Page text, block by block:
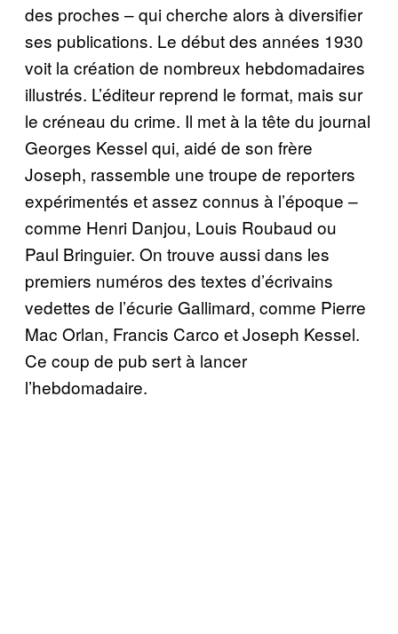
des proches – qui cherche alors à diversifier
ses publications. Le début des années 1930
voit la création de nombreux hebdomadaires
illustrés. L’éditeur reprend le format, mais sur
le créneau du crime. Il met à la tête du journal
Georges Kessel qui, aidé de son frère
Joseph, rassemble une troupe de reporters
expérimentés et assez connus à l’époque –
comme Henri Danjou, Louis Roubaud ou
Paul Bringuier. On trouve aussi dans les
premiers numéros des textes d’écrivains
vedettes de l’écurie Gallimard, comme Pierre
Mac Orlan, Francis Carco et Joseph Kessel.
Ce coup de pub sert à lancer
l’hebdomadaire.